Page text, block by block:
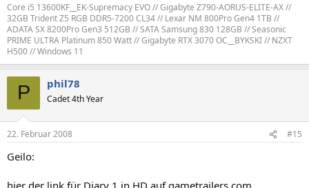
Core i5 13600KF__EK-Supremacy EVO // Gigabyte Z790-AORUS-ELITE-AX //
32GB Trident Z5 RGB DDR5-7200 CL34 // Lexar NM 800Pro Gen4 1TB //
ADATA SX 8200Pro Gen3 512GB // SATA Samsung 830 128GB // Seasonic
PRIME ULTRA Platinum 850 Watt // Gigabyte RTX 3070 OC__BYKSKI // NZXT
H500 // Windows 11
P phil78
Cadet 4th Year
22. Februar 2008 #15
Geilo:
hier der link für Diary 1 in HD auf gametrailers.com